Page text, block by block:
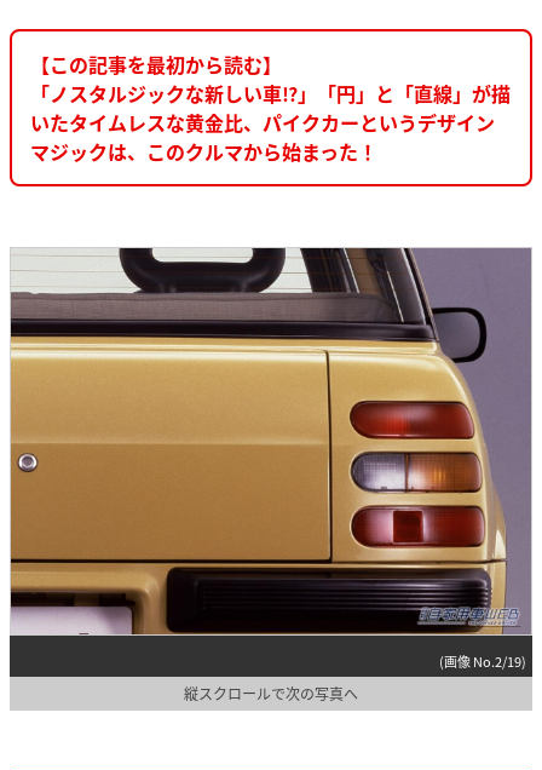
【この記事を最初から読む】
「ノスタルジックな新しい車⁉︎」「円」と「直線」が描
いたタイムレスな黄金比、パイクカーというデザイン
マジックは、このクルマから始まった！
(画像 No.2/19)
縦スクロールで次の写真へ